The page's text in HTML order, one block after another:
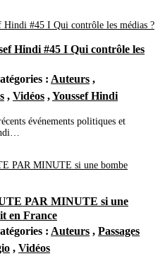
Hindi #45 I Qui contrôle les
: Auteurs ,
, Vidéos ,Youssef Hindi
événements politiques et
PAR MINUTE si une
en France
: Auteurs , Passages
, Vidéos